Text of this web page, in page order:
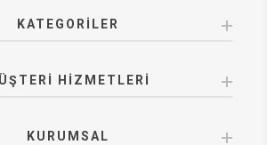
KATEGORILER
HIZMETLERI
KURUMSAL